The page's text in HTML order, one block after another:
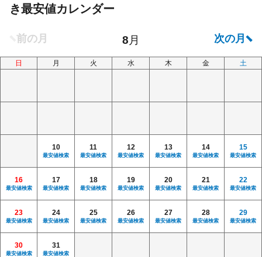
き最安値カレンダー
日 月 火 水 木 金 土
10
最安値検索
11
最安値検索
12
最安値検索
13
最安値検索
14
最安値検索
15
最安値検索
16
最安値検索
17
最安値検索
18
最安値検索
19
最安値検索
20
最安値検索
21
最安値検索
22
最安値検索
23
最安値検索
24
最安値検索
25
最安値検索
26
最安値検索
27
最安値検索
28
最安値検索
29
最安値検索
30
最安値検索
31
最安値検索